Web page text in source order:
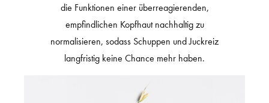
die Funktionen einer überreagierenden,
empfindlichen Kopfhaut nachhaltig zu
normalisieren, sodass Schuppen und Juckreiz
langfristig keine Chance mehr haben.